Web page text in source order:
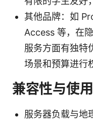
其他品牌：如
Access 等，在
服务方面有独特
场景和预算进行
兼容性与使
服务器负载与地